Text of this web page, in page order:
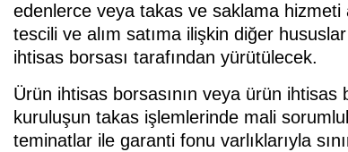
edenlerce veya takas ve saklama hizmeti
tescili ve alım satıma ilişkin diğer
ihtisas borsası tarafından yürütülecek.
Ürün ihtisas borsasının veya ürün
kuruluşun takas işlemlerinde mali
teminatlar ile garanti fonu varlıklarıyla